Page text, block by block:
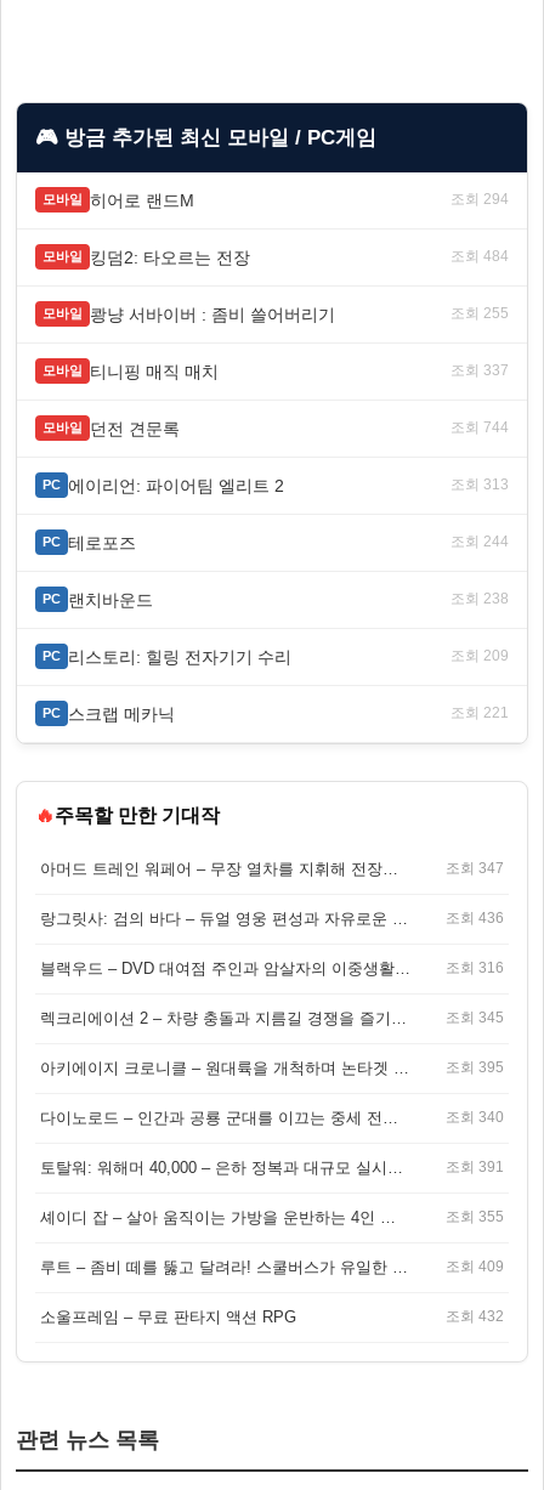
🎮 방금 추가된 최신 모바일 / PC게임
모바일 히어로 랜드M 조회 294
모바일 킹덤2: 타오르는 전장 조회 484
모바일 쾅냥 서바이버 : 좀비 쓸어버리기 조회 255
모바일 티니핑 매직 매치 조회 337
모바일 던전 견문록 조회 744
PC 에이리언: 파이어팀 엘리트 2 조회 313
PC 테로포즈 조회 244
PC 랜치바운드 조회 238
PC 리스토리: 힐링 전자기기 수리 조회 209
PC 스크랩 메카닉 조회 221
🔥주목할 만한 기대작
조회 347
조회 436
조회 316
조회 345
조회 395
조회 340
조회 391
조회 355
조회 409
소울프레임 – 무료 판타지 액션 RPG 조회 432
관련 뉴스 목록